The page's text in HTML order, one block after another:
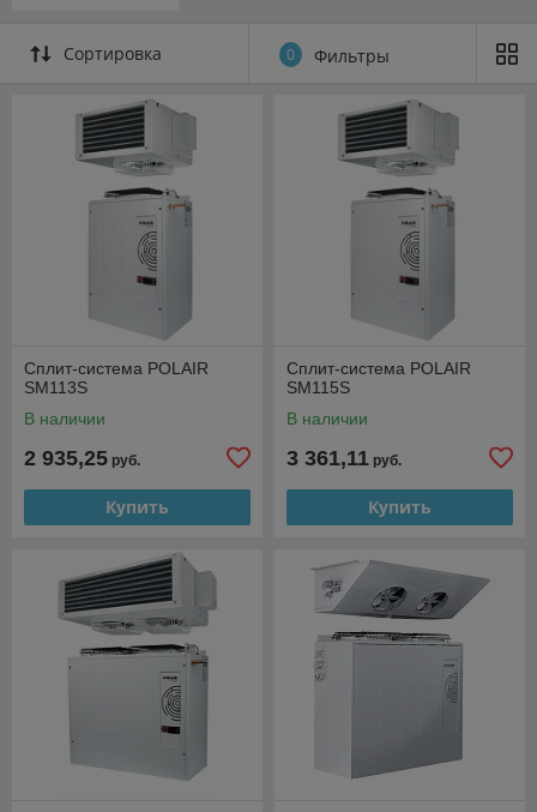
Сортировка 0 Фильтры
Сплит-система POLAIR
SM113S
В наличии
2 935,25 руб.
Купить
Сплит-система POLAIR
SM115S
В наличии
3 361,11 руб.
Купить